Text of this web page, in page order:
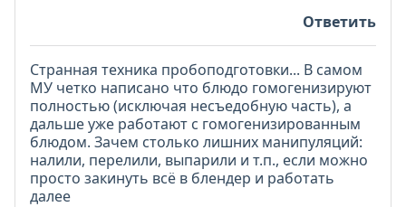
Ответить
Странная техника пробоподготовки... В самом
МУ четко написано что блюдо гомогенизируют
полностью (исключая несъедобную часть), а
дальше уже работают с гомогенизированным
блюдом. Зачем столько лишних манипуляций:
налили, перелили, выпарили и т.п., если можно
просто закинуть всё в блендер и работать
далее